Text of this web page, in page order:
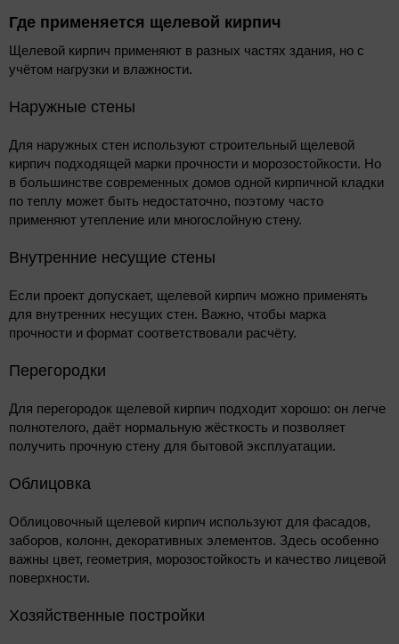
Где применяется щелевой кирпич
Щелевой кирпич применяют в разных частях здания, но с
учётом нагрузки и влажности.
Наружные стены
Для наружных стен используют строительный щелевой
кирпич подходящей марки прочности и морозостойкости. Но
в большинстве современных домов одной кирпичной кладки
по теплу может быть недостаточно, поэтому часто
применяют утепление или многослойную стену.
Внутренние несущие стены
Если проект допускает, щелевой кирпич можно применять
для внутренних несущих стен. Важно, чтобы марка
прочности и формат соответствовали расчёту.
Перегородки
Для перегородок щелевой кирпич подходит хорошо: он легче
полнотелого, даёт нормальную жёсткость и позволяет
получить прочную стену для бытовой эксплуатации.
Облицовка
Облицовочный щелевой кирпич используют для фасадов,
заборов, колонн, декоративных элементов. Здесь особенно
важны цвет, геометрия, морозостойкость и качество лицевой
поверхности.
Хозяйственные постройки